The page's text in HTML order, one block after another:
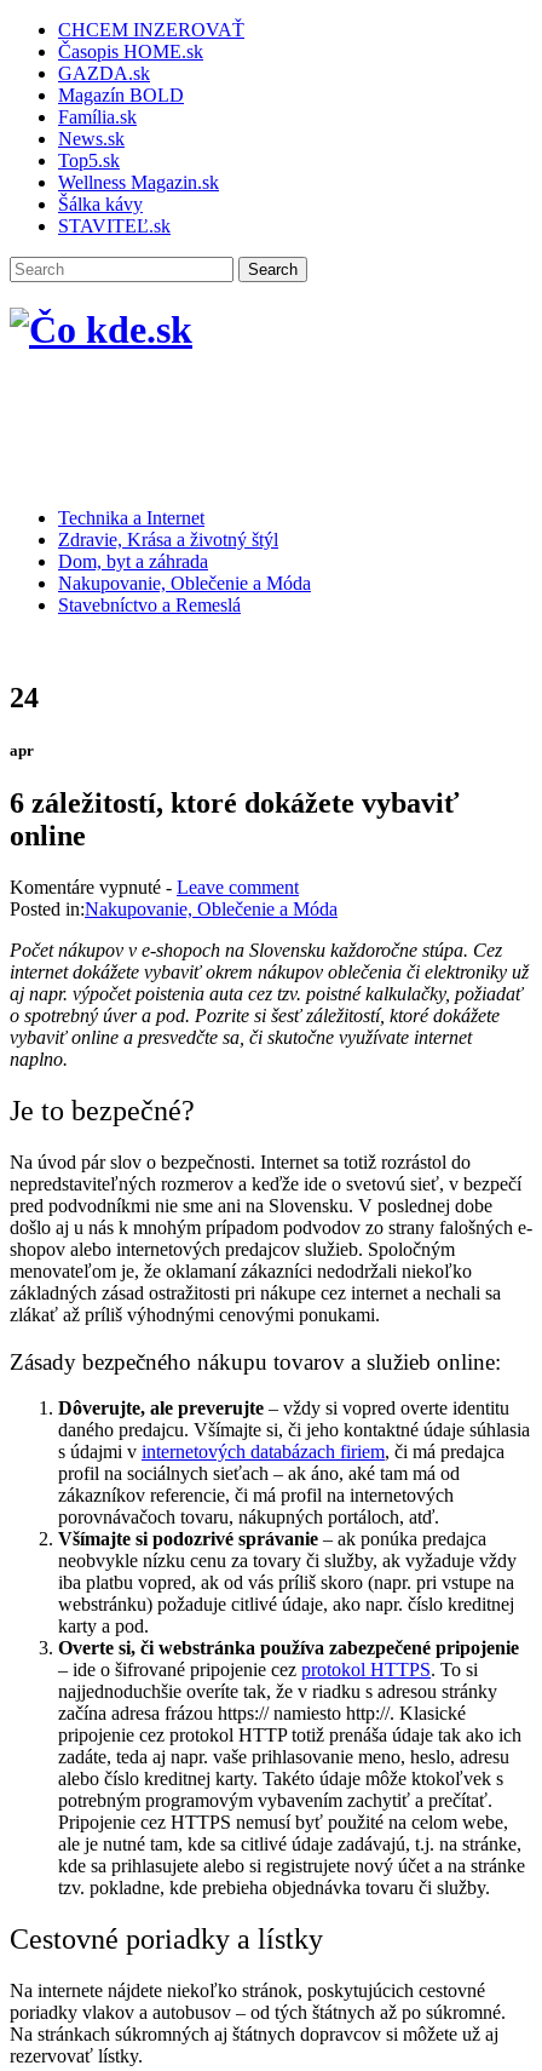
CHCEM INZEROVAŤ
Časopis HOME.sk
GAZDA.sk
Magazín BOLD
Família.sk
News.sk
Top5.sk
Wellness Magazin.sk
Šálka kávy
STAVITEĽ.sk
Technika a Internet
Zdravie, Krása a životný štýl
Dom, byt a záhrada
Nakupovanie, Oblečenie a Móda
Stavebníctvo a Remeslá
24
apr
6 záležitostí, ktoré dokážete vybaviť
online
Komentáre vypnuténa
6
ktoré
dokážete
vybaviť
online
- Leave comment
Posted in:Nakupovanie, Oblečenie a Móda
Počet nákupov v e-shopoch na Slovensku každoročne stúpa. Cez
internet dokážete vybaviť okrem nákupov oblečenia či elektroniky už
aj napr. výpočet poistenia auta cez tzv. poistné kalkulačky, požiadať
o spotrebný úver a pod. Pozrite si šesť záležitostí, ktoré dokážete
vybaviť online a presvedčte sa, či skutočne využívate internet
naplno.
Je to bezpečné?
Na úvod pár slov o bezpečnosti. Internet sa totiž rozrástol do
nepredstaviteľných rozmerov a keďže ide o svetovú sieť, v bezpečí
pred podvodníkmi nie sme ani na Slovensku. V poslednej dobe
došlo aj u nás k mnohým prípadom podvodov zo strany falošných e-
shopov alebo internetových predajcov služieb. Spoločným
menovateľom je, že oklamaní zákazníci nedodržali niekoľko
základných zásad ostražitosti pri nákupe cez internet a nechali sa
zlákať až príliš výhodnými cenovými ponukami.
Zásady bezpečného nákupu tovarov a služieb online:
Dôverujte, ale preverujte – vždy si vopred overte identitu
daného predajcu. Všímajte si, či jeho kontaktné údaje súhlasia
s údajmi v internetových databázach firiem, či má predajca
profil na sociálnych sieťach – ak áno, aké tam má od
zákazníkov referencie, či má profil na internetových
porovnávačoch tovaru, nákupných portáloch, atď.
Všímajte si podozrivé správanie – ak ponúka predajca
neobvykle nízku cenu za tovary či služby, ak vyžaduje vždy
iba platbu vopred, ak od vás príliš skoro (napr. pri vstupe na
webstránku) požaduje citlivé údaje, ako napr. číslo kreditnej
karty a pod.
Overte si, či webstránka používa zabezpečené pripojenie
– ide o šifrované pripojenie cez protokol HTTPS. To si
najjednoduchšie overíte tak, že v riadku s adresou stránky
začína adresa frázou https:// namiesto http://. Klasické
pripojenie cez protokol HTTP totiž prenáša údaje tak ako ich
zadáte, teda aj napr. vaše prihlasovanie meno, heslo, adresu
alebo číslo kreditnej karty. Takéto údaje môže ktokoľvek s
potrebným programovým vybavením zachytiť a prečítať.
Pripojenie cez HTTPS nemusí byť použité na celom webe,
ale je nutné tam, kde sa citlivé údaje zadávajú, t.j. na stránke,
kde sa prihlasujete alebo si registrujete nový účet a na stránke
tzv. pokladne, kde prebieha objednávka tovaru či služby.
Cestovné poriadky a lístky
Na internete nájdete niekoľko stránok, poskytujúcich cestovné
poriadky vlakov a autobusov – od tých štátnych až po súkromné.
Na stránkach súkromných aj štátnych dopravcov si môžete už aj
rezervovať lístky.